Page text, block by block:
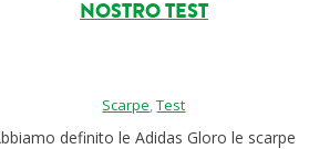
NOSTRO TEST
Scarpe,Test
definito le Adidas Gloro le scarpe